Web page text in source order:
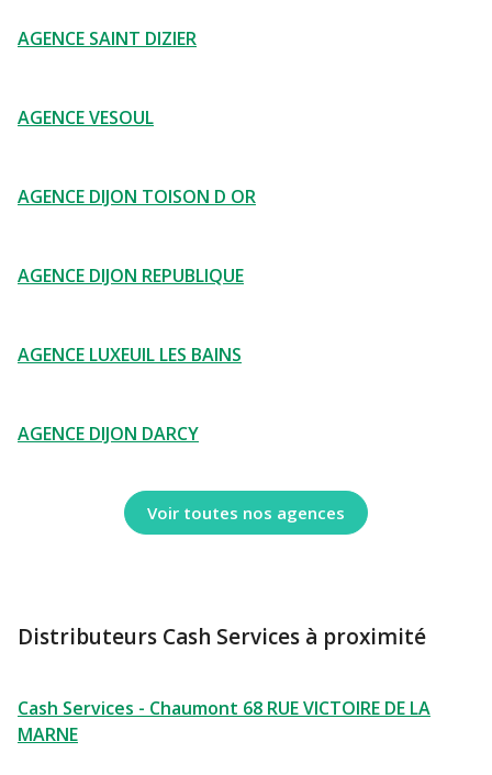
AGENCE SAINT DIZIER
AGENCE VESOUL
AGENCE DIJON TOISON D OR
AGENCE DIJON REPUBLIQUE
AGENCE LUXEUIL LES BAINS
AGENCE DIJON DARCY
Voir toutes nos agences
Distributeurs Cash Services à proximité
Cash Services - Chaumont 68 RUE VICTOIRE DE LA
MARNE